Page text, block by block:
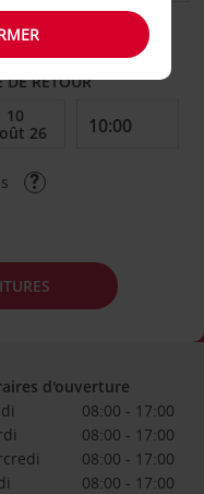
retour
DE RETOUR
d'ouverture
08:00 - 17:00
08:00 - 17:00
08:00 - 17:00
08:00 - 17:00